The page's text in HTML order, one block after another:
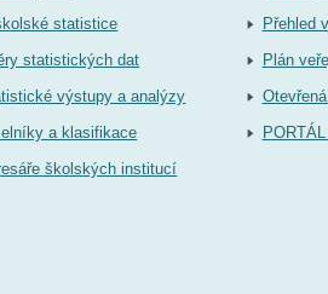
statistice
statistických dat
výstupy a analýzy
a klasifikace
školských institucí
Přehled
Plán